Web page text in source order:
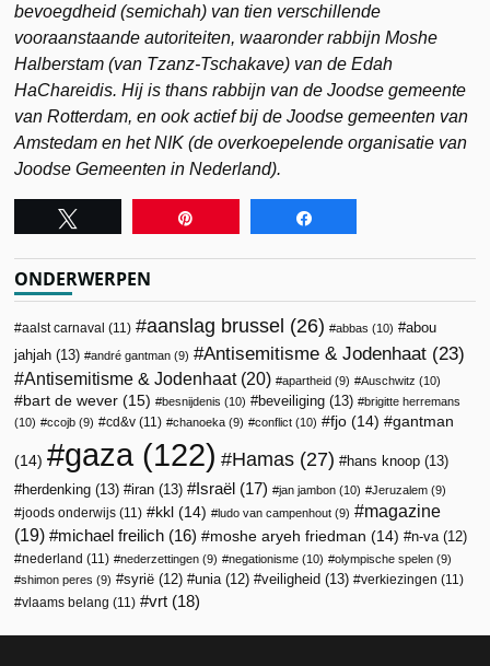
bevoegdheid (semichah) van tien verschillende
vooraanstaande autoriteiten, waaronder rabbijn Moshe
Halberstam (van Tzanz-Tschakave) van de Edah
HaChareidis. Hij is thans rabbijn van de Joodse gemeente
van Rotterdam, en ook actief bij de Joodse gemeenten van
Amstedam en het NIK (de overkoepelende organisatie van
Joodse Gemeenten in Nederland).
ONDERWERPEN
aalst carnaval (11) aanslag brussel (26) abbas (10)
abou
jahjah (13) andré gantman (9) Antisemitisme & Jodenhaat (23)
Antisemitisme & Jodenhaat(20) apartheid (9) Auschwitz (10)
bart de wever (15) besnijdenis (10) beveiliging (13)
brigitte herremans
(10)
ccojb (9) cd&v (11) chanoeka (9) conflict (10) fjo (14) gantman
(14) gaza (122) Hamas (27) hans knoop (13)
herdenking (13) iran (13) Israël (17) jan jambon (10) Jeruzalem (9)
joods onderwijs (11) kkl (14) ludo van campenhout (9)
magazine
(19)
michael freilich (16) moshe aryeh friedman (14) n-va (12)
nederland (11) nederzettingen (9) negationisme (10) olympische spelen (9)
shimon peres (9) syrië (12) unia (12) veiligheid (13) verkiezingen (11)
vlaams belang (11) vrt (18)